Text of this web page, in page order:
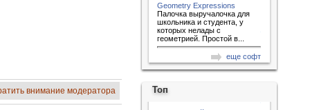
внимание модератора
Geometry Expressions
Палочка выручалочка для
школьника и студента, у
которых нелады с
геометрией. Простой в...
еще софт
Топ